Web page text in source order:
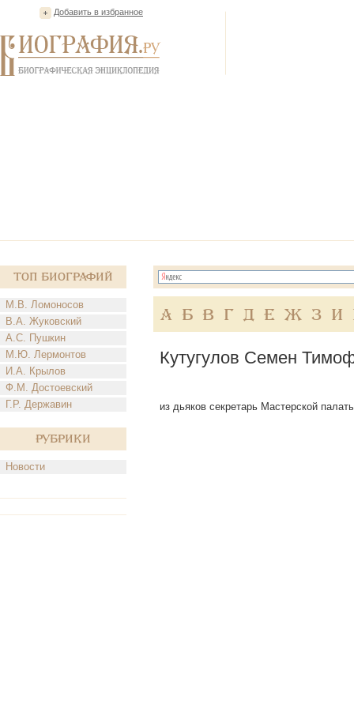
Добавить в избранное
Топ Биографий
М.В. Ломоносов
В.А. Жуковский
А.С. Пушкин
М.Ю. Лермонтов
И.А. Крылов
Ф.М. Достоевский
Г.Р. Державин
Рубрики
Новости
А Б В Г Д Е Ж З И
Кутугулов Семен
из дьяков секретарь Мастерской